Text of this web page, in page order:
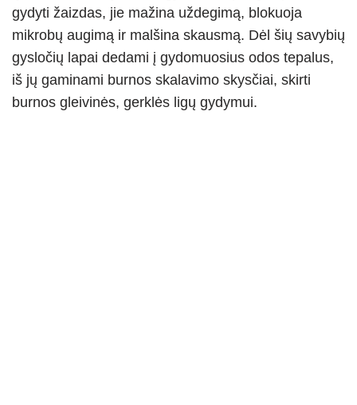
gydyti žaizdas, jie mažina uždegimą, blokuoja
mikrobų augimą ir malšina skausmą. Dėl šių savybių
gysločių lapai dedami į gydomuosius odos tepalus,
iš jų gaminami burnos skalavimo skysčiai, skirti
burnos gleivinės, gerklės ligų gydymui.